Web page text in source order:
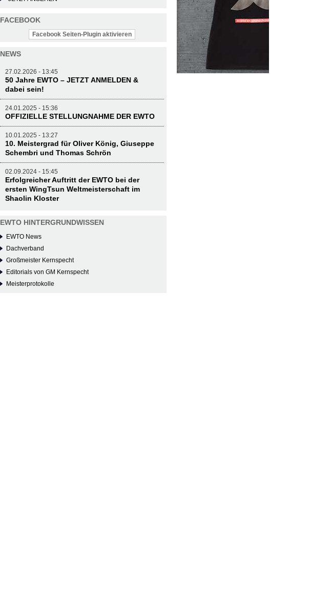
FACEBOOK
Facebook Seiten-Plugin aktivieren
NEWS
27.02.2026 - 13:45
50 Jahre EWTO – JETZT ANMELDEN &
dabei sein!
24.01.2025 - 15:36
OFFIZIELLE STELLUNGNAHME DER EWTO
10.01.2025 - 13:27
10. Meistergrad für Oliver König, Giuseppe
Schembri und Thomas Schrön
02.09.2024 - 15:45
Erfolgreicher Auftritt der EWTO bei der
ersten WingTsun Weltmeisterschaft im
Shaolin Kloster
EWTO HINTERGRUNDWISSEN
EWTO News
Dachverband
Großmeister Kernspecht
Editorials von GM Kernspecht
Meisterprotokolle